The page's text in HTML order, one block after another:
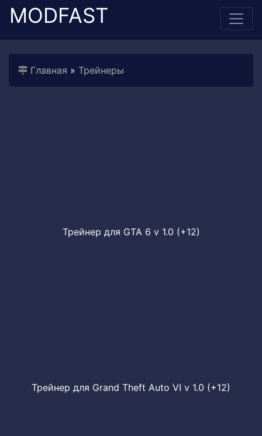
MODFAST
Главная » Трейнеры
Трейнер для GTA 6 v 1.0 (+12)
Трейнер для Grand Theft Auto VI v 1.0 (+12)